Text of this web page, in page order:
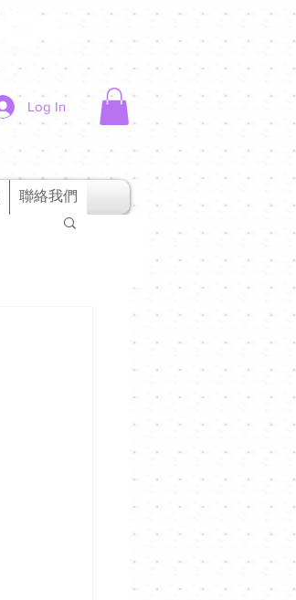
Log In
聯絡我們